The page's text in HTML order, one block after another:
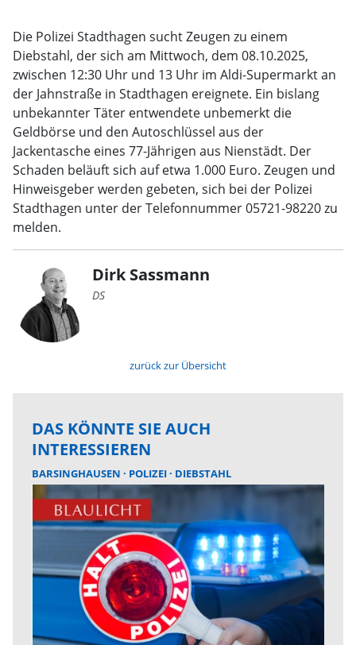
Die Polizei Stadthagen sucht Zeugen zu einem
Diebstahl, der sich am Mittwoch, dem 08.10.2025,
zwischen 12:30 Uhr und 13 Uhr im Aldi-Supermarkt an
der Jahnstraße in Stadthagen ereignete. Ein bislang
unbekannter Täter entwendete unbemerkt die
Geldbörse und den Autoschlüssel aus der
Jackentasche eines 77-Jährigen aus Nienstädt. Der
Schaden beläuft sich auf etwa 1.000 Euro. Zeugen und
Hinweisgeber werden gebeten, sich bei der Polizei
Stadthagen unter der Telefonnummer 05721-98220 zu
melden.
Dirk Sassmann
DS
zurück zur Übersicht
DAS KÖNNTE SIE AUCH
INTERESSIEREN
BARSINGHAUSEN POLIZEI DIEBSTAHL